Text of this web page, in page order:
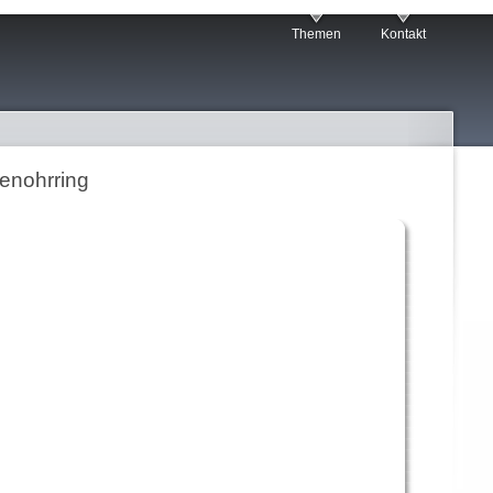
Themen Kontakt